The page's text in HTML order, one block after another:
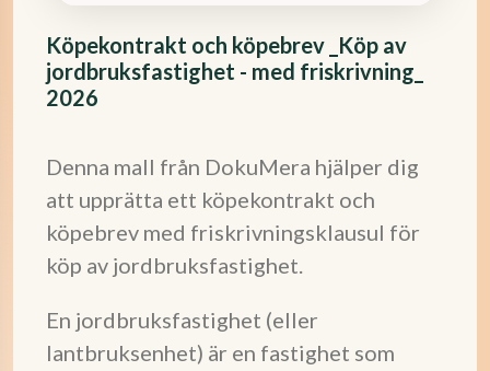
Köpekontrakt och köpebrev _Köp av
jordbruksfastighet - med friskrivning_
2026
Denna mall från DokuMera hjälper dig
att upprätta ett köpekontrakt och
köpebrev med friskrivningsklausul för
köp av jordbruksfastighet.
En jordbruksfastighet (eller
lantbruksenhet) är en fastighet som